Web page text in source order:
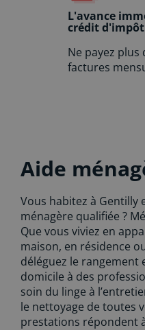
L'avance
crédit d'impôt
Ne payez plus
factures
Aide
Vous habitez à Gentilly
ménagère qualifiée ?
Que vous viviez en
maison, en résidence
déléguez le rangement
domicile à des
soin du linge à
le nettoyage de toutes
prestations répondent